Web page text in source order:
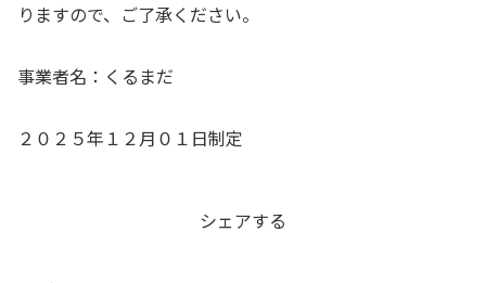
りますので、ご了承ください。
事業者名：くるまだ
２０２５年１２月０１日制定
シェアする